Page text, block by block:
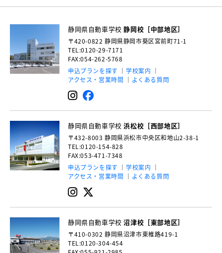
静岡県自動車学校静岡校［中部地区］
〒420-0822 静岡県静岡市葵区宮前町71-1
TEL:0120-29-7171
FAX:054-262-5768
申込プランを探す
学校案内
アクセス・営業時間
よくある質問
静岡県自動車学校浜松校［西部地区］
〒432-8003 静岡県浜松市中央区和地山2-38-1
TEL:0120-154-828
FAX:053-471-7348
申込プランを探す
学校案内
アクセス・営業時間
よくある質問
静岡県自動車学校沼津校［東部地区］
〒410-0302 静岡県沼津市東椎路419-1
TEL:0120-304-454